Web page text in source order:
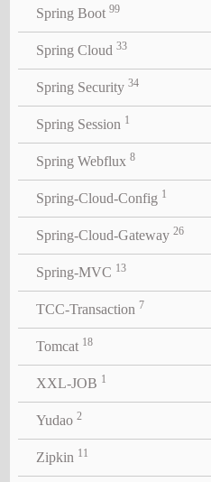
Spring Boot 99
Spring Cloud 33
Spring Security 34
Spring Session 1
Spring Webflux 8
Spring-Cloud-Config 1
Spring-Cloud-Gateway 26
Spring-MVC 13
TCC-Transaction 7
Tomcat 18
XXL-JOB 1
Yudao 2
Zipkin 11